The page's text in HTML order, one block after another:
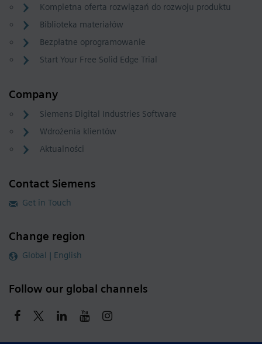
Kompletna oferta rozwiązań do rozwoju produktu
Biblioteka materiałów
Bezpłatne oprogramowanie
Start Your Free Solid Edge Trial
Company
Siemens Digital Industries Software
Wdrożenia klientów
Aktualności
Contact Siemens
Get in Touch
Change region
Global | English
Follow our global channels